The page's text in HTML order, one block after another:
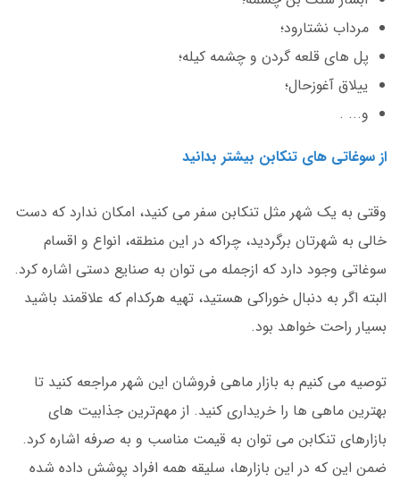
مرداب نشتارود؛
پل های قلعه گردن و چشمه کیله؛
ییلاق آغوزحال؛
و... .
از سوغاتی های تنکابن بیشتر بدانید
وقتی به یک شهر مثل تنکابن سفر می کنید، امکان ندارد که دست
خالی به شهرتان برگردید، چراکه در این منطقه، انواع و اقسام
سوغاتی وجود دارد که ازجمله می توان به صنایع دستی اشاره کرد.
البته اگر به دنبال خوراکی هستید، تهیه هرکدام که علاقمند باشید
بسیار راحت خواهد بود.
توصیه می کنیم به بازار ماهی فروشان این شهر مراجعه کنید تا
بهترین ماهی ها را خریداری کنید. از مهم‌ترین جذابیت های
بازارهای تنکابن می توان به قیمت مناسب و به صرفه اشاره کرد.
ضمن این که در این بازارها، سلیقه همه افراد پوشش داده شده